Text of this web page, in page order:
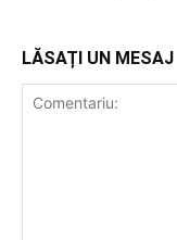
LĂSAȚI UN MESAJ